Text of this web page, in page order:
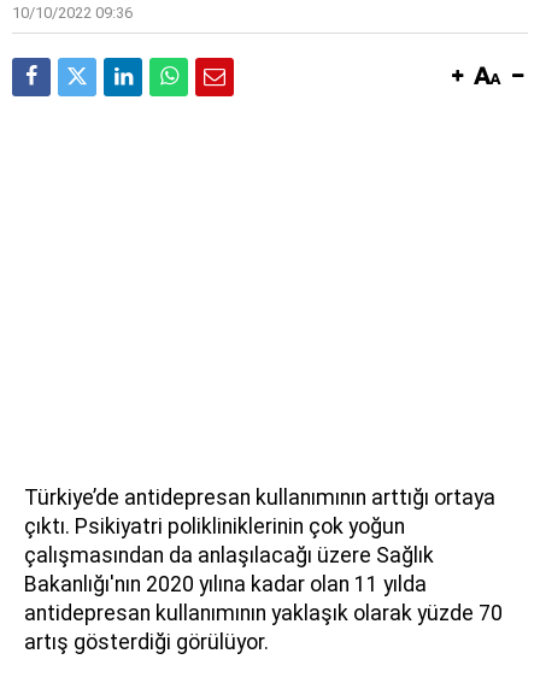
10/10/2022 09:36
Türkiye’de antidepresan kullanımının arttığı ortaya
çıktı. Psikiyatri polikliniklerinin çok yoğun
çalışmasından da anlaşılacağı üzere Sağlık
Bakanlığı'nın 2020 yılına kadar olan 11 yılda
antidepresan kullanımının yaklaşık olarak yüzde 70
artış gösterdiği görülüyor.